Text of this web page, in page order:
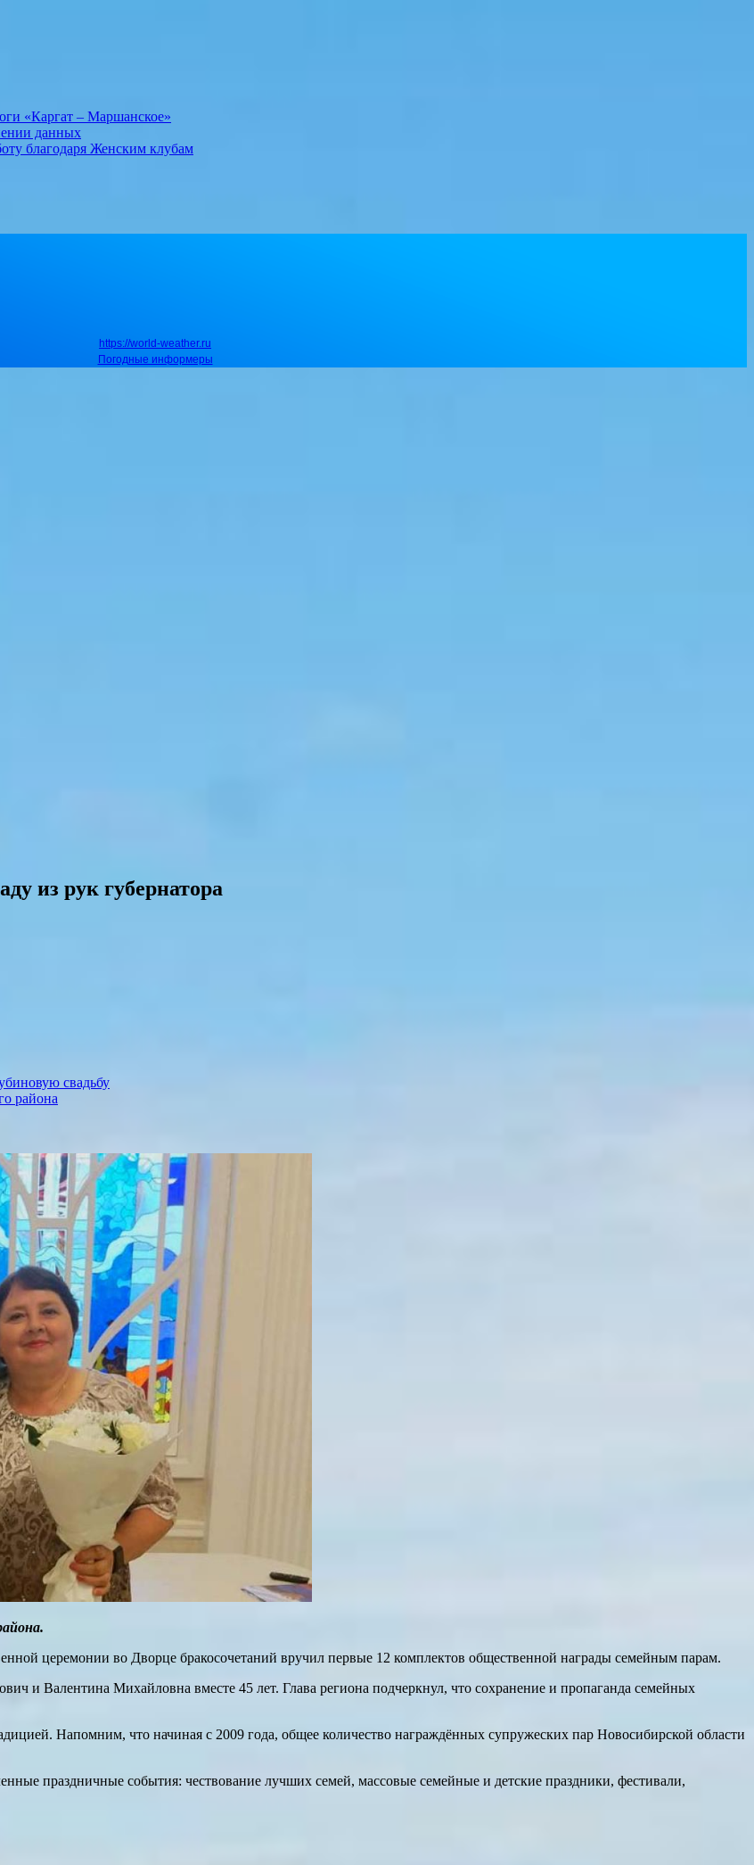
«Каргат – Маршанское»
данных
благодаря Женским клубам
https://world-weather.ru
Погодные информеры
из рук губернатора
свадьбу
района
церемонии во Дворце бракосочетаний вручил первые 12 комплектов общественной награды семейным парам.
и Валентина Михайловна вместе 45 лет. Глава региона подчеркнул, что сохранение и пропаганда семейных
Напомним, что начиная с 2009 года, общее количество награждённых супружеских пар Новосибирской области
праздничные события: чествование лучших семей, массовые семейные и детские праздники, фестивали,